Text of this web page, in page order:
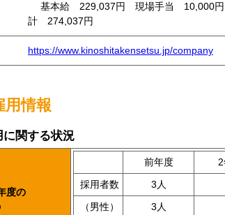
基本給 229,037円 現場手当 10,000
計 274,037円
https://www.kinoshitakensetsu.jp/company
用情報
に関する状況
度の
前年度
採用者数
3人
（男性）
3人